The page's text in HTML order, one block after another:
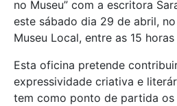
no Museu” com a escritora
este sábado dia 29 de abril,
Museu Local, entre as 15
Esta oficina pretende
expressividade criativa e
tem como ponto de partida